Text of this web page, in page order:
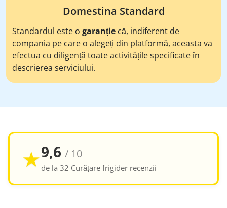
Domestina Standard
Standardul este o garanție că, indiferent de
compania pe care o alegeți din platformă, aceasta va
efectua cu diligență toate activitățile specificate în
descrierea serviciului.
★9,6 / 10
de la 32 Curățare frigider recenzii